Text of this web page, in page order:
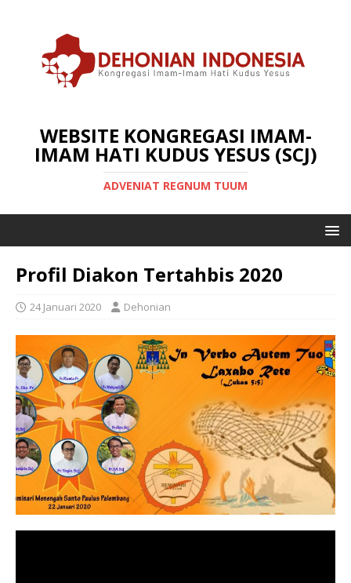
WEBSITE KONGREGASI IMAM-
IMAM HATI KUDUS YESUS (SCJ)
ADVENIAT REGNUM TUUM
Profil Diakon Tertahbis 2020
24 Januari 2020 Dehonian